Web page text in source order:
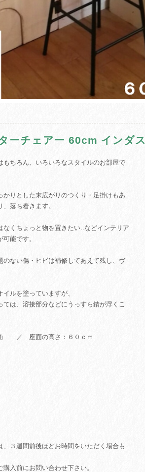
ーチェアー 60cm インダ
もちろん、いろいろなスタイルのお部屋で
りとした末広がりのつくり・足掛けもあ
落ち着きます。
なくちょっと物を置きたい..などインテリア
能です。
ない傷・ヒビは補修してあえて残し、ヴ
ルを塗っていますが、
は、溶接部分などにうっすら錆が浮くこ
角 ／ 座面の高さ：６０ｃｍ
３週間前後ほどお時間をいただく場合も
入前にお問い合わせ下さい。